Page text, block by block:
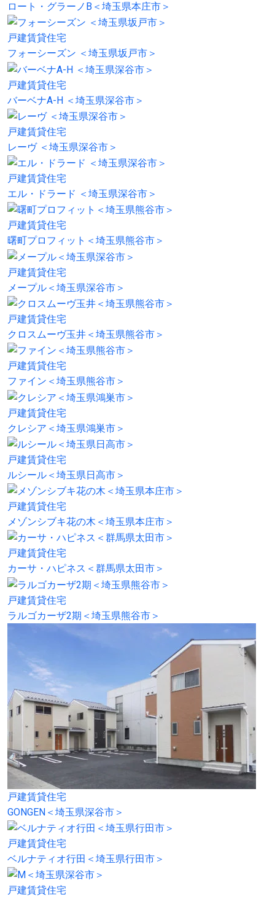
ロート・グラーノB＜埼玉県本庄市＞
戸建賃貸住宅
フォーシーズン ＜埼玉県坂戸市＞
戸建賃貸住宅
バーベナA-H ＜埼玉県深谷市＞
戸建賃貸住宅
レーヴ ＜埼玉県深谷市＞
戸建賃貸住宅
エル・ドラード ＜埼玉県深谷市＞
戸建賃貸住宅
曙町プロフィット＜埼玉県熊谷市＞
戸建賃貸住宅
メープル＜埼玉県深谷市＞
戸建賃貸住宅
クロスムーヴ玉井＜埼玉県熊谷市＞
戸建賃貸住宅
ファイン＜埼玉県熊谷市＞
戸建賃貸住宅
クレシア＜埼玉県鴻巣市＞
戸建賃貸住宅
ルシール＜埼玉県日高市＞
戸建賃貸住宅
メゾンシブキ花の木＜埼玉県本庄市＞
戸建賃貸住宅
カーサ・ハピネス＜群馬県太田市＞
戸建賃貸住宅
ラルゴカーザ2期＜埼玉県熊谷市＞
戸建賃貸住宅
GONGEN＜埼玉県深谷市＞
戸建賃貸住宅
ベルナティオ行田＜埼玉県行田市＞
戸建賃貸住宅